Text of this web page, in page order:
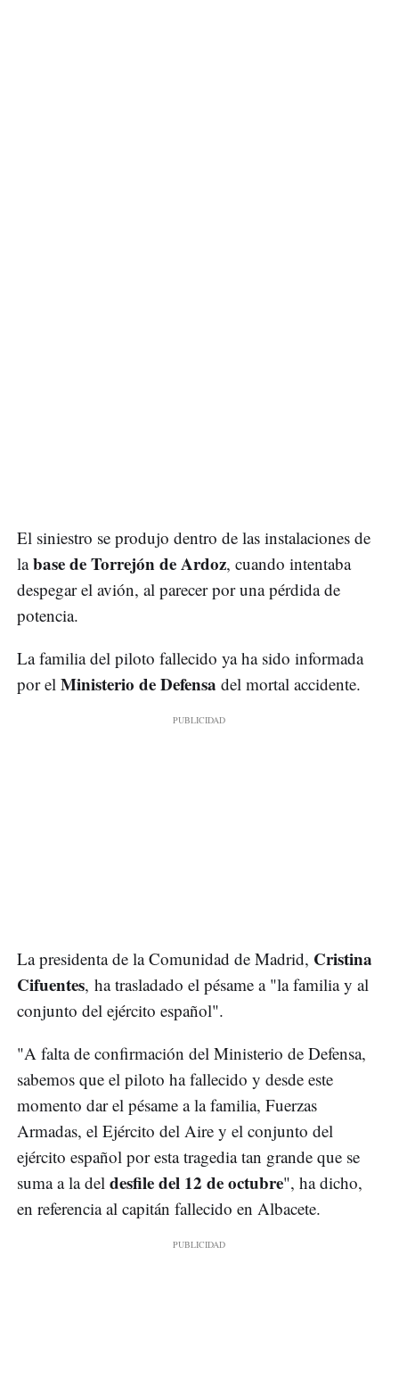
El siniestro se produjo dentro de las instalaciones de
labase de Torrejón de Ardoz, cuando intentaba
despegar el avión, al parecer por una pérdida de
potencia.
La familia del piloto fallecido ya ha sido informada
por el Ministerio de Defensa del mortal accidente.
La presidenta de la Comunidad de Madrid, Cristina
Cifuentes, ha trasladado el pésame a "la familia y al
conjunto del ejército español".
"A falta de confirmación del Ministerio de Defensa,
sabemos que el piloto ha fallecido y desde este
momento dar el pésame a la familia, Fuerzas
Armadas, el Ejército del Aire y el conjunto del
ejército español por esta tragedia tan grande que se
suma a la del desfile del 12 de octubre", ha dicho,
en referencia al capitán fallecido en Albacete.